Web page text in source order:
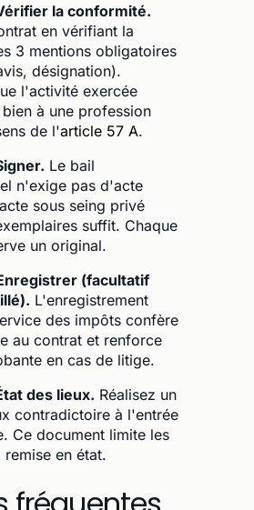
la conformité.
en vérifiant la
3 mentions obligatoires
désignation).
l'activité exercée
à une profession
de l'article 57 A.
Le bail
n'exige pas d'acte
sous seing privé
suffit. Chaque
un original.
(facultatif
L'enregistrement
des impôts confère
au contrat et renforce
en cas de litige.
des lieux. Réalisez un
contradictoire à l'entrée
Ce document limite les
en état.